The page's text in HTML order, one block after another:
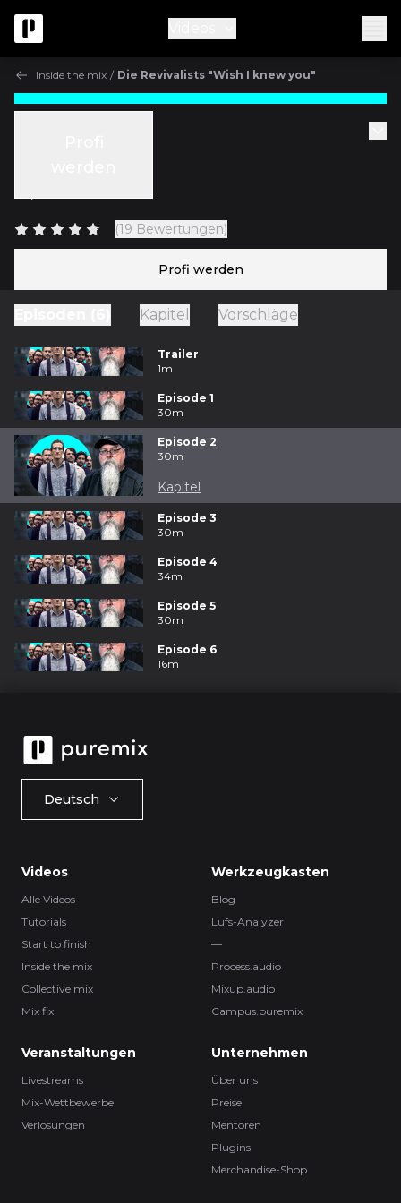
Inside the mix / Die Revivalists "Wish I knew you"
(19 Bewertungen)
Profi werden
Kapitel Vorschläge
Trailer
1m
Episode 1
30m
Episode 2
30m
Kapitel
Episode 3
30m
Episode 4
34m
Episode 5
30m
Episode 6
16m
Deutsch
Videos
Alle Videos
Tutorials
Start to finish
Inside the mix
Collective mix
Mix fix
Werkzeugkasten
Blog
Lufs-Analyzer
—
Process.audio
Mixup.audio
Campus.puremix
Veranstaltungen
Livestreams
Mix-Wettbewerbe
Verlosungen
Unternehmen
Über uns
Preise
Mentoren
Plugins
Merchandise-Shop